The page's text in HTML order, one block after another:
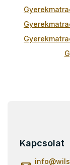
Kapcsolat
info@